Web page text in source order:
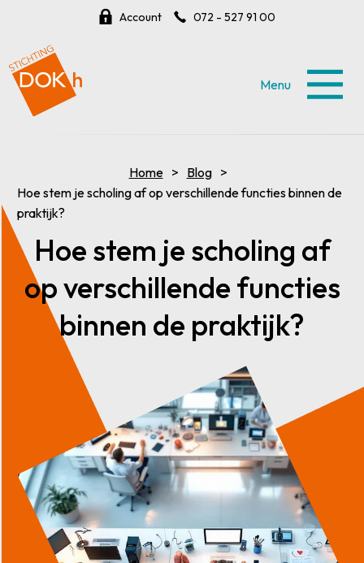
Account 072 - 527 91 00
Menu
Home
Blog
Hoe stem je scholing af op verschillende functies binnen de
praktijk?
Hoe stem je scholing af
op verschillende functies
binnen de praktijk?